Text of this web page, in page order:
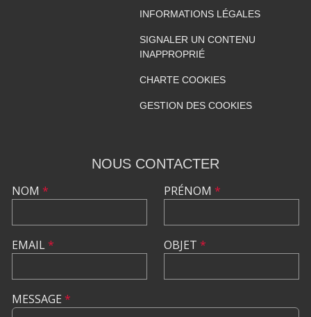
INFORMATIONS LÉGALES
SIGNALER UN CONTENU
INAPPROPRIÉ
CHARTE COOKIES
GESTION DES COOKIES
NOUS CONTACTER
NOM *
EMAIL*
PRÉNOM *
OBJET *
MESSAGE *